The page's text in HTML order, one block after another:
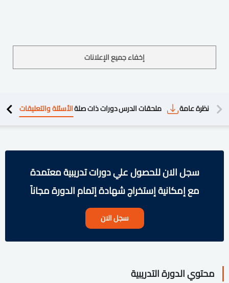
إخفاء جميع الإعلانات
نظرة عامة ملحقات الدرسدورات ذات صلةالأسئلة والتعليقات
سجل الان للحصول علي دورات تدريبية معتمدة
مع إمكانية إستخراج شهادة إتمام الدورة مجاناً
سجل الان
محتوي الدورة التدريبية